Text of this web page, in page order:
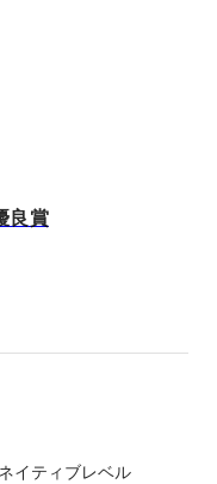
良賞
ネイティブレベル